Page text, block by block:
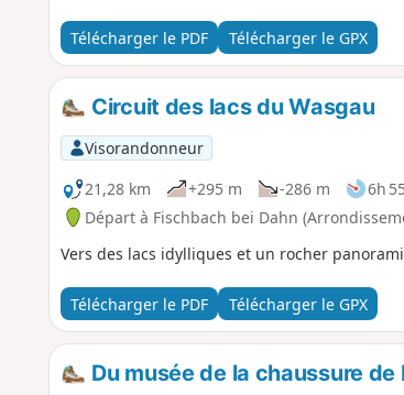
Télécharger le PDF Télécharger le GPX
Circuit des lacs du Wasgau
Visorandonneur
21,28 km
+295 m -286 m 6h 55
Départ à Fischbach bei Dahn
Vers des lacs idylliques et un rocher
Télécharger le PDF Télécharger le GPX
Du musée de la chaussure